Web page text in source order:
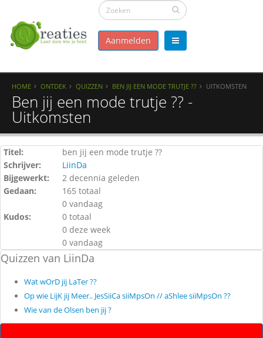
Aanmelden
HOME ONTDEK QUIZZEN BEN JIJ EEN MODE TRUTJE ?? UITKOMSTEN
Ben jij een mode trutje ?? -
Uitkomsten
Titel:
ben jij een mode trutje ??
Schrijver:
LiinDa
Bijgewerkt:
2 decennia geleden
Gedaan:
165 totaal
0 vandaag
Kudos:
0 totaal
0 deze week
0 vandaag
Quizzen van LiinDa
Wat wOrD jij LaTer ??
Op wie LijK jij Meer.. JesSiiCa siiMpsOn // aShlee siiMpsOn ??
Wie van de Olsen ben jij ?